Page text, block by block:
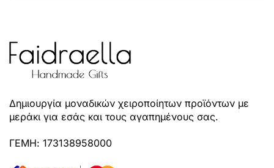
Δημιουργία μοναδικών χειροποίητων προϊόντων με
μεράκι για εσάς και τους αγαπημένους σας.
ΓΕΜΗ: 173138958000